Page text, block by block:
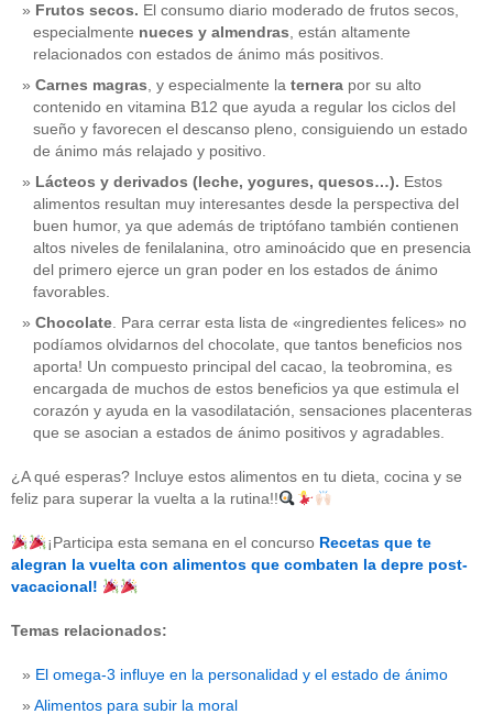
CATEGORÍAS
acido-folico (4)
alergias(3)
alimentos(22)
alimentos-perjudiaciales (17)
antioxidantes (6)
beneficios-salud(53)
calcio
corazon(1)
dietas(10)
embarazo
Frutos secos. El consumo diario moderado de frutos secos,
especialmente nueces y almendras, están altamente
relacionados con estados de ánimo más positivos.
Carnes magras, y especialmente la ternera por su alto
contenido en vitamina B12 que ayuda a regular los ciclos del
sueño y favorecen el descanso pleno, consiguiendo un estado
de ánimo más relajado y positivo.
Lácteos y derivados (leche, yogures, quesos…). Estos
alimentos resultan muy interesantes desde la perspectiva del
buen humor, ya que además de triptófano también contienen
altos niveles de fenilalanina, otro aminoácido que en presencia
del primero ejerce un gran poder en los estados de ánimo
favorables.
Chocolate. Para cerrar esta lista de «ingredientes felices» no
podíamos olvidarnos del chocolate, que tantos beneficios nos
aporta! Un compuesto principal del cacao, la teobromina, es
encargada de muchos de estos beneficios ya que estimula el
corazón y ayuda en la vasodilatación, sensaciones placenteras
que se asocian a estados de ánimo positivos y agradables.
¿A qué esperas? Incluye estos alimentos en tu dieta, cocina y se
feliz para superar la vuelta a la rutina!!
¡Participa esta semana en el concurso Recetas que te
alegran la vuelta con alimentos que combaten la depre post-
vacacional!
Temas relacionados:
El omega-3 influye en la personalidad y el estado de ánimo
Alimentos para subir la moral